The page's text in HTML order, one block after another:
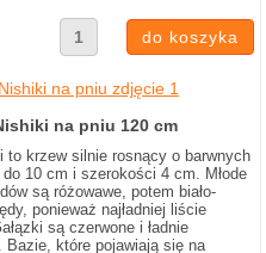
na pniu 120 cm
to krzew silnie rosnący o barwnych
10 cm i szerokości 4 cm. Młode
są różowawe, potem biało-
ponieważ najładniej liście
są czerwone i ładnie
które pojawiają się na